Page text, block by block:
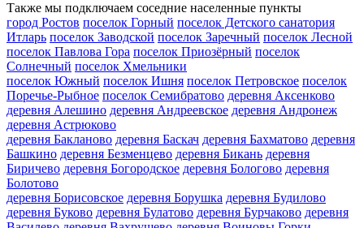
Также мы подключаем соседние населенные пункты
город Ростов поселок Горный поселок Детского санатория
Итларь поселок Заводской поселок Заречный поселок Лесной
поселок Павлова Гора поселок Приозёрный поселок
Солнечный поселок Хмельники
поселок Южный поселок Ишня поселок Петровское поселок
Поречье-Рыбное поселок Семибратово деревня Аксенково
деревня Алешино деревня Андреевское деревня Андронеж
деревня Астрюково
деревня Бакланово деревня Баскач деревня Бахматово деревня
Башкино деревня Безменцево деревня Бикань деревня
Биричево деревня Богородское деревня Бологово деревня
Болотово
деревня Борисовское деревня Борушка деревня Будилово
деревня Буково деревня Булатово деревня Бурчаково деревня